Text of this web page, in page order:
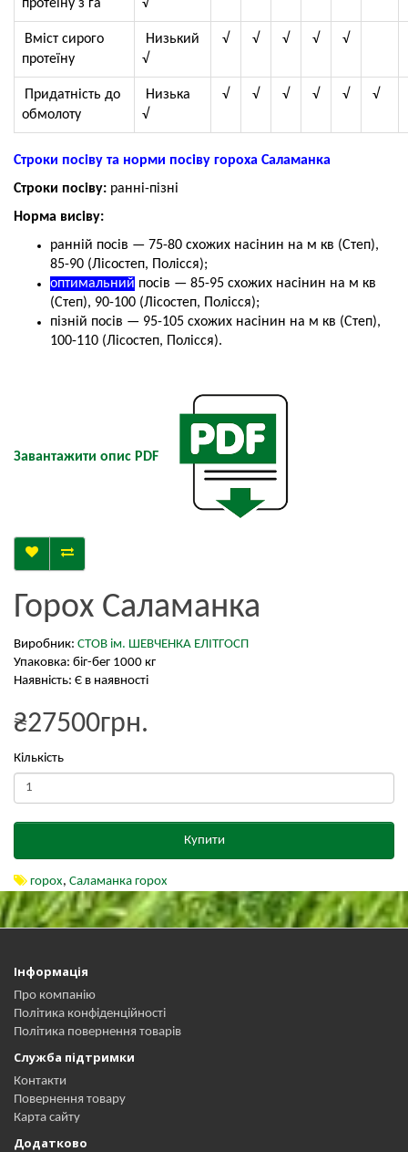
протеїну з га √
Вміст сирого
протеїну
Низький
√
√ √ √ √ √
Придатність до
обмолоту
Низька
√
√ √ √ √ √ √
Строки посіву та норми посіву гороха Саламанка
Строки посіву: ранні-пізні
Норма висіву:
ранній посів — 75-80 схожих насінин на м кв (Степ),
85-90 (Лісостеп, Полісся);
оптимальний посів — 85-95 схожих насінин на м кв
(Степ), 90-100 (Лісостеп, Полісся);
пізній посів — 95-105 схожих насінин на м кв (Степ),
100-110 (Лісостеп, Полісся).
Завантажити опис PDF
Горох Саламанка
Виробник: СТОВ ім. ШЕВЧЕНКА ЕЛІТГОСП
Упаковка: біг-бег 1000 кг
Наявність: Є в наявності
₴27500грн.
Кількість
Купити
горох, Саламанка горох
Інформація
Про компанію
Політика конфіденційності
Політика повернення товарів
Служба підтримки
Контакти
Повернення товару
Карта сайту
Додатково